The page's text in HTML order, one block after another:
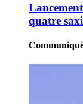
quatre